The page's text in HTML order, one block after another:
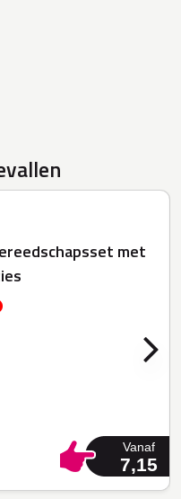
met
Vanaf
7,15